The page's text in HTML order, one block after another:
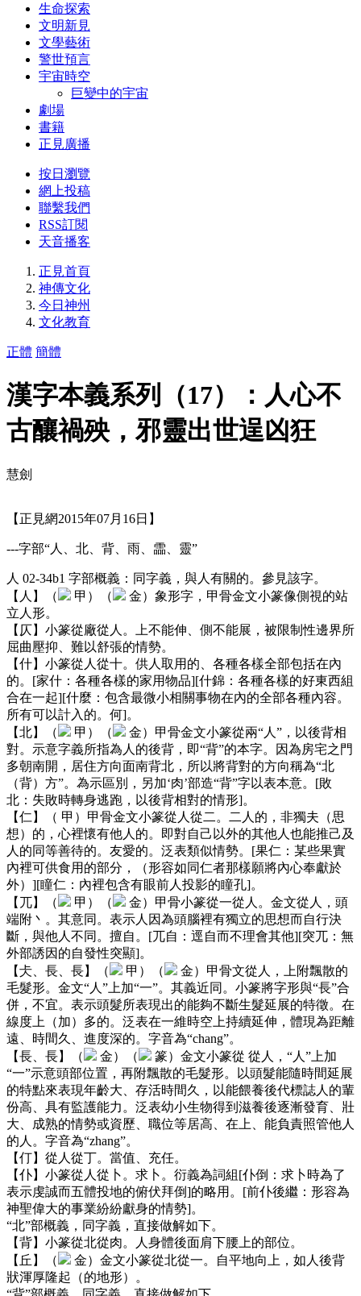
生命探索
文明新見
文學藝術
警世預言
宇宙時空
巨變中的宇宙
劇場
書籍
正見廣播
按日瀏覽
網上投稿
聯繫我們
RSS訂閱
天音播客
正見首頁
神傳文化
今日神州
文化教育
正體 簡體
漢字本義系列（17）：人心不
古釀禍殃，邪靈出世逞凶狂
慧劍
【正見網2015年07月16日】
---字部“人、北、背、雨、霝、靈”
人 02-34b1 字部概義：同字義，與人有關的。參見該字。
【人】（
甲）（
金）象形字，甲骨金文小篆像側視的站
立人形。
【仄】小篆從廠從人。上不能伸、側不能展，被限制性邊界所
屈曲壓抑、難以舒張的情勢。
【什】小篆從人從十。供人取用的、各種各樣全部包括在內
的。[家什：各種各樣的家用物品][什錦：各種各樣的好東西組
合在一起][什麼：包含最微小相關事物在內的全部各種內容。
所有可以計入的。何]。
【北】（
甲）（
金）甲骨金文小篆從兩“人”，以後背相
對。示意字義所指為人的後背，即“背”的本字。因為房宅之門
多朝南開，居住方向面南背北，所以將背對的方向稱為“北
（背）方”。為示區別，另加‘肉’部造“背”字以表本意。[敗
北：失敗時轉身逃跑，以後背相對的情形]。
【仁】（ 甲）甲骨金文小篆從人從二。二人的，非獨夫（思
想）的，心裡懷有他人的。即對自己以外的其他人也能推己及
人的同等善待的。友愛的。泛表類似情勢。[果仁：某些果實
內裡可供食用的部分，（形容如同仁者那樣願將內心奉獻於
外）][瞳仁：內裡包含有眼前人投影的瞳孔]。
【兀】（
甲）（
金）甲骨小篆從一從人。金文從人，頭
端附丶。其意同。表示人因為頭腦裡有獨立的思想而自行決
斷，與他人不同。擅自。[兀自：逕自而不理會其他][突兀：無
外部誘因的自發性突顯]。
【仧、長、長】（
甲）（
金）甲骨文從人，上附飄散的
毛髮形。金文“人”上加“一”。其義近同。小篆將字形與“長”合
併，不宜。表示頭髮所表現出的能夠不斷生髮延展的特徵。在
線度上（加）多的。泛表在一維時空上持續延伸，體現為距離
遠、時間久、進度深的。字音為“chang”。
【長、長】（
金）（ 篆）金文小篆從 從人，“人”上加
“一”示意頭部位置，再附飄散的毛髮形。以頭髮能隨時間延展
的特點來表現年齡大、存活時間久，以能餵養後代標誌人的輩
份高、具有監護能力。泛表幼小生物得到滋養後逐漸發育、壯
大、成熟的情勢或資歷、職位等居高、在上、能負責照管他人
的人。字音為“zhang”。
【仃】從人從丁。當值、充任。
【仆】小篆從人從卜。求卜。衍義為詞組[仆倒：求卜時為了
表示虔誠而五體投地的俯伏拜倒]的略用。[前仆後繼：形容為
神聖偉大的事業紛紛獻身的情勢]。
“北”部概義，同字義，直接做解如下。
【背】小篆從北從肉。人身體後面肩下腰上的部位。
【丘】（
金）金文小篆從北從一。自平地向上，如人後背
狀渾厚隆起（的地形）。